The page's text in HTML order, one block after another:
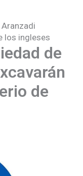
los ingleses
de
de